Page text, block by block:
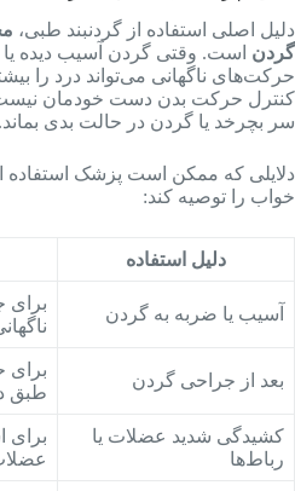
دلیل اصلی استفاده از گردنبند طبی،
گردن است. وقتی گردن آسیب دیده
حرکت‌های ناگهانی می‌تواند درد را
کنترل حرکت بدن دست خودمان
سر بچرخد یا گردن در حالت بدی بماند.
دلایلی که ممکن است پزشک استفاده
خواب را توصیه کند:
دلیل استفاده
آسیب یا ضربه به گردن
برای
بعد از جراحی گردن
برای
طبق
کشیدگی شدید عضلات یا
رباط‌ها
برای